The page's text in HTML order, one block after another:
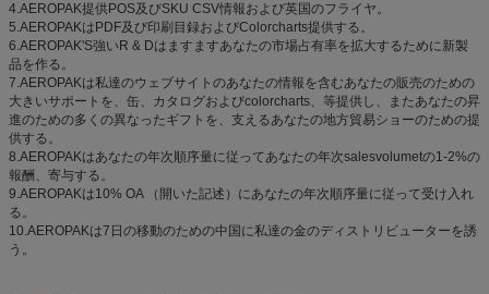
4.AEROPAK提供POS及びSKU CSV情報および英国のフライヤ。
5.AEROPAKはPDF及び印刷目録およびColorcharts提供する。
6.AEROPAK'S強いR & Dはますますあなたの市場占有率を拡大するために新製
品を作る。
7.AEROPAKは私達のウェブサイトのあなたの情報を含むあなたの販売のための
大きいサポートを、缶、カタログおよびcolorcharts、等提供し、またあなたの昇
進のための多くの異なったギフトを、支えるあなたの地方貿易ショーのための提
供する。
8.AEROPAKはあなたの年次順序量に従ってあなたの年次salesvolumetの1-2%の
報酬、寄与する。
9.AEROPAKは10% OA （開いた記述）にあなたの年次順序量に従って受け入れ
る。
10.AEROPAKは7日の移動のための中国に私達の金のディストリビューターを誘
う。